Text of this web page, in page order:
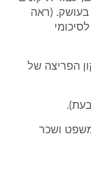
בעושק. (ראה
ה לכתב התביעה וסעיף ה (2) לסיכומי
הפריצה של
משפט ושכר